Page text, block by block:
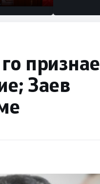
признае
Заев